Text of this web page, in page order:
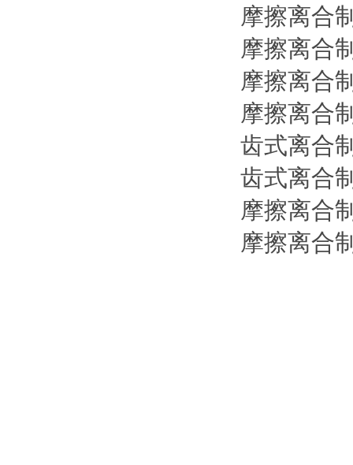
摩擦离合
摩擦离合
摩擦离合
摩擦离合
齿式离合
齿式离合
摩擦离合
摩擦离合